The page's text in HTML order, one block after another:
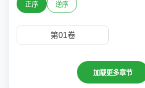
正序 逆序
第01卷
加载更多章节